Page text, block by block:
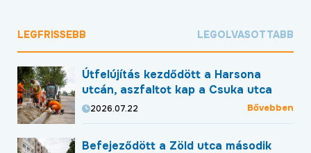
LEGFRISSEBB LEGOLVASOTTABB
Útfelújítás kezdődött a Harsona
utcán, aszfaltot kap a Csuka utca
2026.07.22 Bővebben
Befejeződött a Zöld utca második